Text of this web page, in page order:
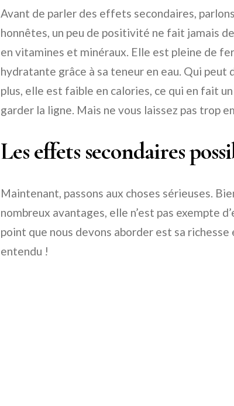
Avant de parler des effets secondaires,
honnêtes, un peu de positivité ne fait jamais
en vitamines et minéraux. Elle est pleine de
hydratante grâce à sa teneur en eau. Qui peut
plus, elle est faible en calories, ce qui en fait
garder la ligne. Mais ne vous laissez pas trop
Les effets secondaires
Maintenant, passons aux choses sérieuses.
nombreux avantages, elle n’est pas exempte
point que nous devons aborder est sa richesse
entendu !